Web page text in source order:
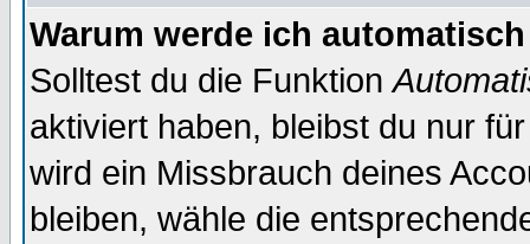
Warum werde ich
Solltest du die Funktion
aktiviert haben, bleibst du nur
wird ein Missbrauch deines
bleiben, wähle die